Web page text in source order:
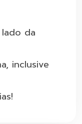
da
inclusive